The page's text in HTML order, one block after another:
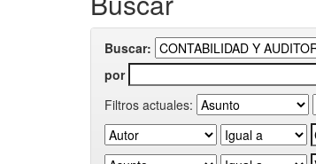
Buscar:
por
Filtros actuales: